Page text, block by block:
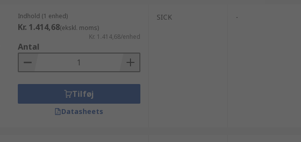
Indhold (1 enhed)
Kr. 1.414,68(ekskl. moms)
Kr. 1.414,68/enhed
Antal
Tilføj
Datasheets
SICK -